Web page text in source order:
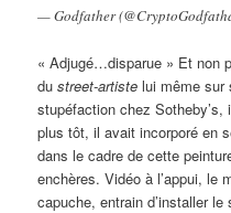
— Godfather
« Adjugé…disparue » Et non
dustreet-artiste lui même sur
stupéfaction chez
plus tôt, il avait incorporé en
dans le cadre de cette
enchères. Vidéo à l’appui, le
capuche, entrain d’installer